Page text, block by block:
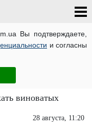
Вы подтверждаете,
и согласны
причина всех
дворе
виноватых
28 августа, 11:20